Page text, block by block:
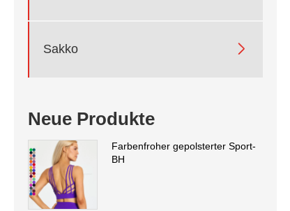
Sakko 
Neue Produkte
Farbenfroher gepolsterter Sport-
BH